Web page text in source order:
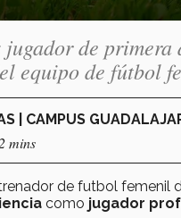
de
equipo de fútbol
| CAMPUS
mins
de futbol femenil
como jugador